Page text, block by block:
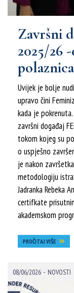
Završni
2025/26
Uvijek je bolje
upravo čini
kada je
završni događaj
tokom kojeg su
o uspješno
je nakon
metodologiju
Jadranka Rebeka
certifkate
akademskom
PROČITAJ VIŠE
08/06/2026 - NOVOSTI